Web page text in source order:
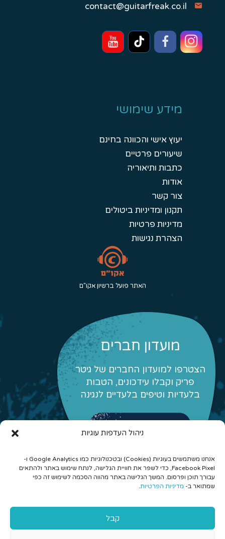
ניהול העדפות עוגיות
אנחנו משתמשים בעוגיות (Cookies) ובטכנולוגיות כמו Google Analytics ו-
Facebook Pixel, כדי לשפר את חוויית הגלישה, לנתח שימוש באתר ולהתאים
עבורך תוכן ופרסום. המשך הגלישה באתר מהווה הסכמה לשימוש זה כפי
שמתואר ב- מדיניות הפרטיות.
קבל
contact@guitarfreak.co.il
מידע שימושי
יעוץ אישי והכוונה בחינם
שיעורים פרטיים
כתבות ותיאוריה
אודות
צור קשר
תקנון ומדיניות ביטולים
מדיניות פרטיות
הצהרת נגישות
האתר פועל ברשיון אקו"ם
מועדון חברים
הצטרפו למועדון החברים של גיטר
פריק וקבלו עידכונים, הטבות
בלעדיות וטיפים בלעדיים לנגינה
לפרטים והצטרפות
© 2026 כל הזכויות שמורות לגיטר פריק - לימוד גיטרה אונליין